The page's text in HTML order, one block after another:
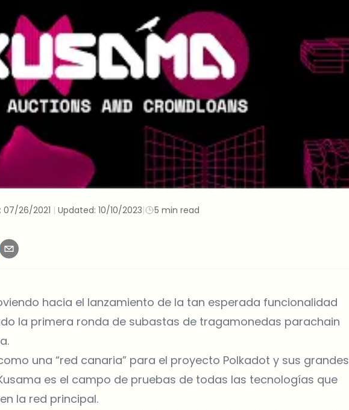
07/26/2021 | Updated: 10/10/2023| 5 min read
hacia el lanzamiento de la tan esperada funcionalidad
la primera ronda de subastas de tragamonedas parachain
una “red canaria” para el proyecto Polkadot y sus grandes
es el campo de pruebas de todas las tecnologías que
la red principal.